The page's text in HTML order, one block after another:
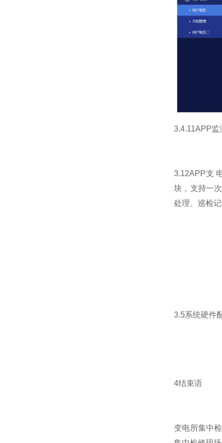
3.4.11APP监
3.12APP支
块，支持一
处理、巡检
3.5系统硬件
4结束语
变电所集中